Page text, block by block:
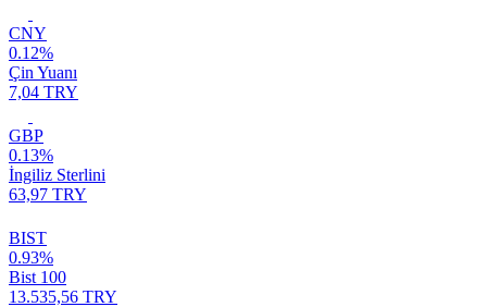
CNY
0.12%
Çin Yuanı
7,04 TRY
GBP
0.13%
İngiliz Sterlini
63,97 TRY
BIST
0.93%
Bist 100
13.535,56 TRY